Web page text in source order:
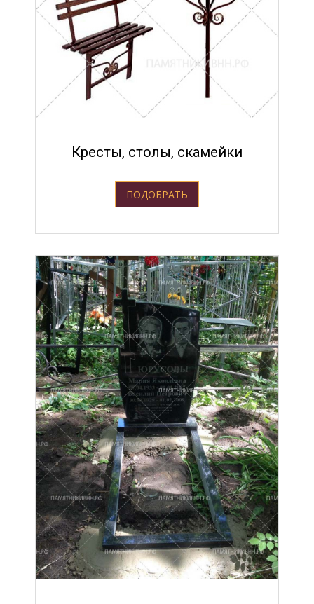
Кресты, столы, скамейки
ПОДОБРАТЬ